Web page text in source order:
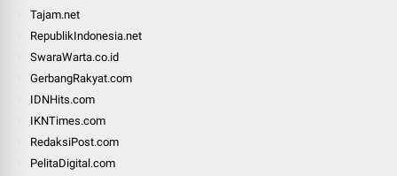
Tajam.net
RepublikIndonesia.net
SwaraWarta.co.id
GerbangRakyat.com
IDNHits.com
IKNTimes.com
RedaksiPost.com
PelitaDigital.com